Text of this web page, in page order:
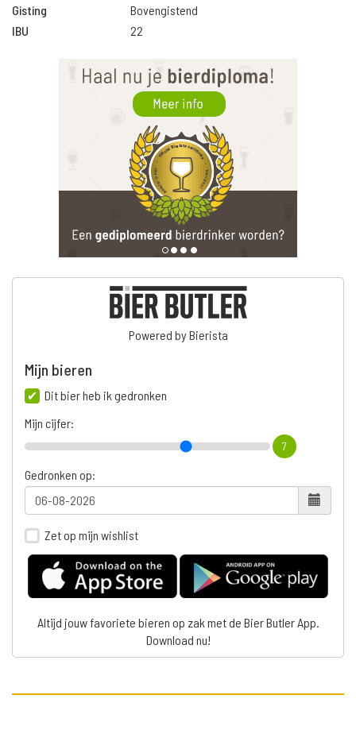
Gisting
Bovengistend
IBU
22
Powered by Bierista
Mijn bieren
Dit bier heb ik gedronken
Mijn cijfer:
7
Gedronken op:
Zet op mijn wishlist
Altijd jouw favoriete bieren op zak met de Bier Butler App.
Download nu!